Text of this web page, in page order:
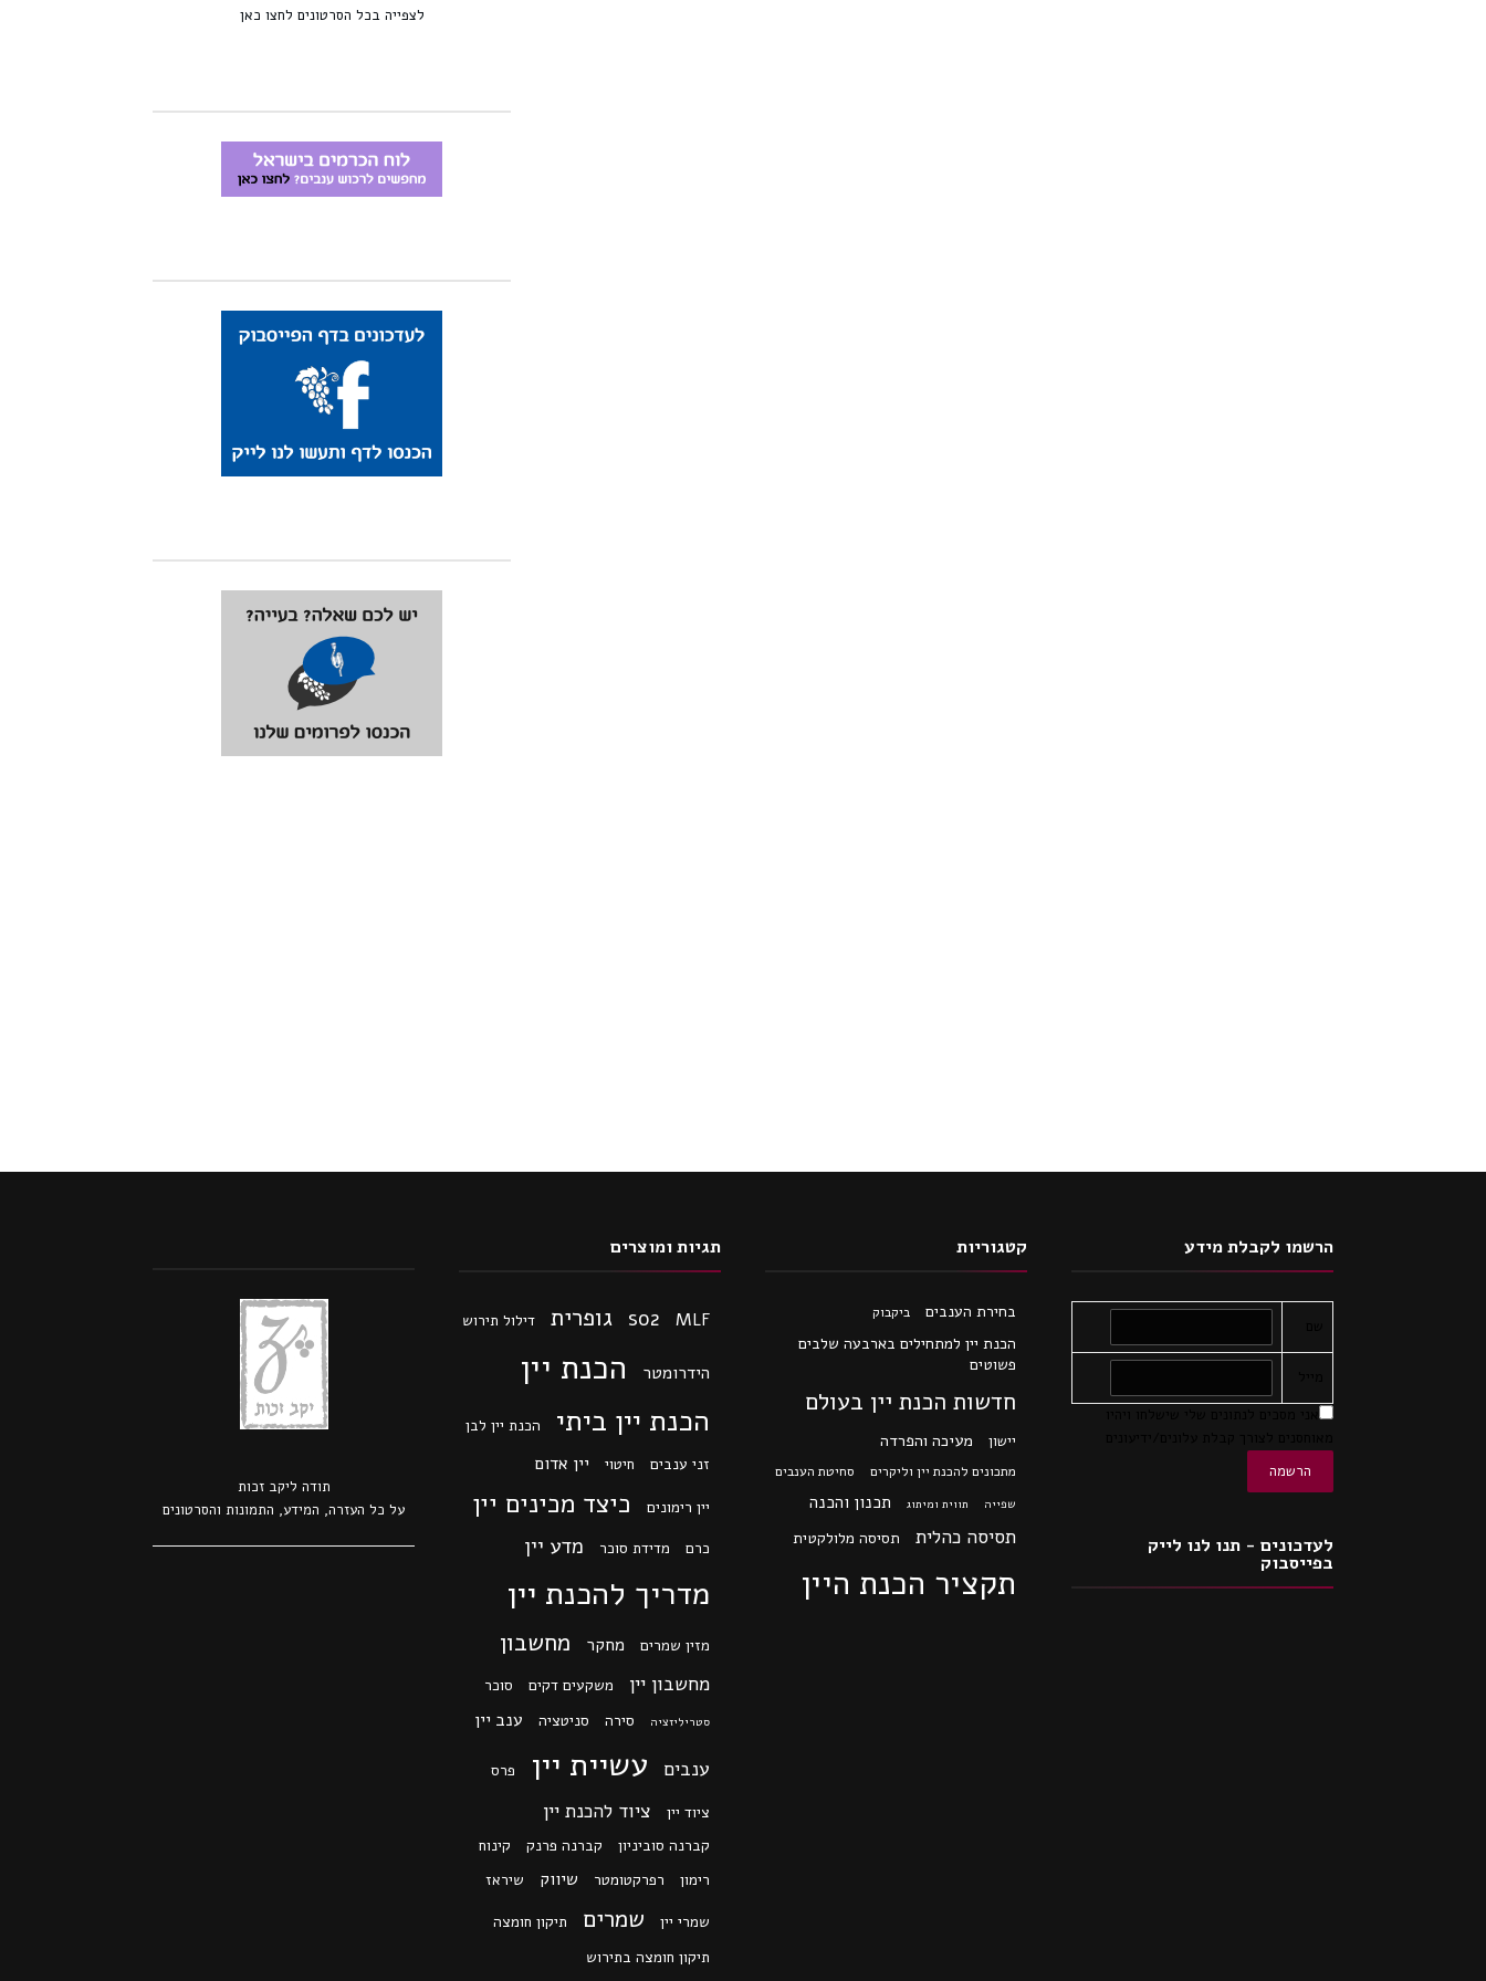
לצפייה בכל הסרטונים לחצו כאן
הרשמו לקבלת מידע
לעדכונים - תנו לנו לייק
בפייסבוק
קטגוריות
בחירת הענבים ביקבוק
הכנת יין למתחילים בארבעה שלבים
פשוטים
חדשות הכנת יין בעולם
יישון מעיכה והפרדה
מתכונים להכנת יין וליקרים סחיטת הענבים
שפייה תווית ומיתוג תכנון והכנה
תסיסה כהלית תסיסה מלולקטית
תקציר הכנת היין
תגיות ומוצרים
MLF
so2 גופרית דילול תירוש
הידרומטר הכנת יין
הכנת יין ביתי
הכנת יין לבן
זני ענבים
חיטוי יין אדום
יין רימונים כיצד מכינים יין
כרם מדידת סוכר מדע יין
מדריך להכנת יין
מזין שמרים מחקר מחשבון
מחשבון יין משקעים דקים סוכר
סטריליזציה סירה סניטציה ענב יין
ענבים עשיית יין
פרס
ציוד יין
ציוד להכנת יין
קברנה סוביניון קברנה פרנק
קינוח
רימון
רפרקטומטר שיווק
שיראז
שמרי יין
שמרים
תיקון חומצה
תיקון חומצה בתירוש
תודה ליקב זכות
על כל העזרה, המידע, התמונות והסרטונים